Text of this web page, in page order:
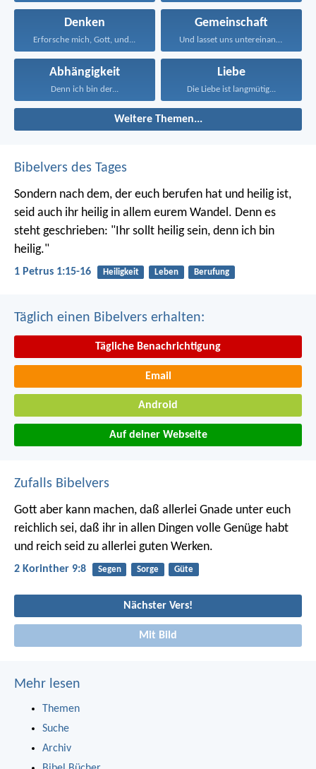
Denken
Erforsche mich, Gott, und...
Gemeinschaft
Und lasset uns untereinander...
Abhängigkeit
Denn ich bin der...
Liebe
Die Liebe ist langmütig...
Weitere Themen...
Bibelvers des Tages
Sondern nach dem, der euch berufen hat und heilig ist,
seid auch ihr heilig in allem eurem Wandel. Denn es
steht geschrieben: "Ihr sollt heilig sein, denn ich bin
heilig."
1 Petrus 1:15-16 Heiligkeit Leben Berufung
Täglich einen Bibelvers erhalten:
Tägliche Benachrichtigung
Email
Android
Auf deiner Webseite
Zufalls Bibelvers
Gott aber kann machen, daß allerlei Gnade unter euch
reichlich sei, daß ihr in allen Dingen volle Genüge habt
und reich seid zu allerlei guten Werken.
2 Korinther 9:8 Segen Sorge Güte
Nächster Vers!
Mit Bild
Mehr lesen
Themen
Suche
Archiv